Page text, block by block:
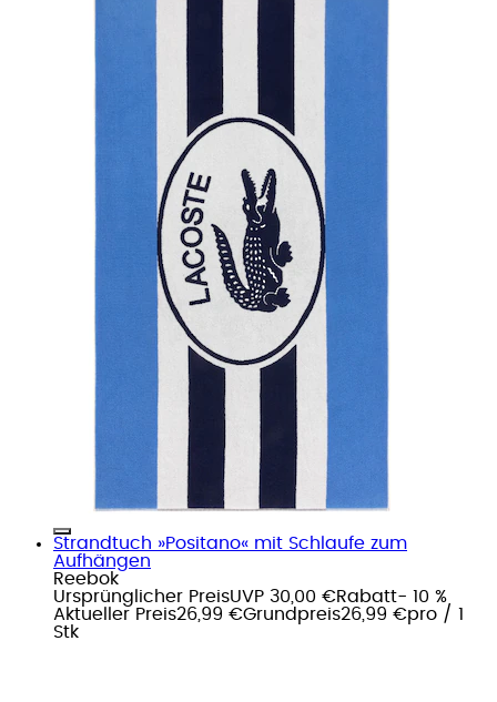
Strandtuch »Positano« mit Schlaufe zum
Aufhängen
Reebok
Ursprünglicher PreisUVP 30,00 €Rabatt- 10 %
Aktueller Preis26,99 €Grundpreis26,99 €pro / 1
Stk